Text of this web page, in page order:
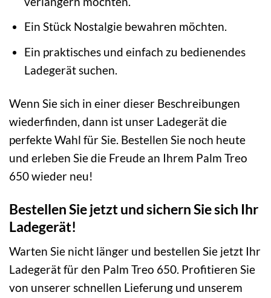
Ein Stück Nostalgie bewahren möchten.
Ein praktisches und einfach zu bedienendes
Ladegerät suchen.
Wenn Sie sich in einer dieser Beschreibungen
wiederfinden, dann ist unser Ladegerät die
perfekte Wahl für Sie. Bestellen Sie noch heute
und erleben Sie die Freude an Ihrem Palm Treo
650 wieder neu!
Bestellen Sie jetzt und sichern Sie sich Ihr
Ladegerät!
Warten Sie nicht länger und bestellen Sie jetzt Ihr
Ladegerät für den Palm Treo 650. Profitieren Sie
von unserer schnellen Lieferung und unserem